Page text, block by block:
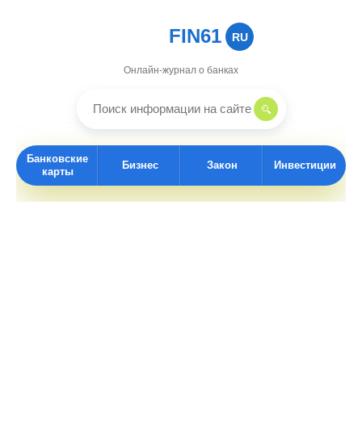
FIN61 RU
Онлайн-журнал о банках
Банковские
карты
Бизнес Закон Инвестиции